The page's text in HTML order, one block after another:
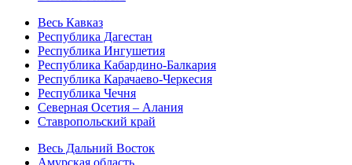
Весь Кавказ
Республика Дагестан
Республика Ингушетия
Республика Кабардино-Балкария
Республика Карачаево-Черкесия
Республика Чечня
Северная Осетия – Алания
Ставропольский край
Весь Дальний Восток
Амурская область